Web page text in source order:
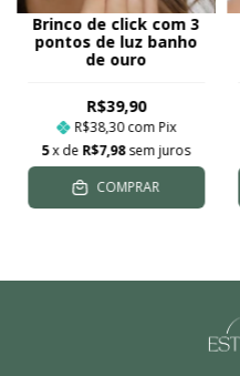
Brinco de click com 3
pontos de luz banho
de ouro
R$39,90
R$38,30com Pix
5x de R$7,98 sem juros
COMPRAR